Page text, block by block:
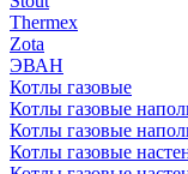
Thermex
Zota
ЭВАН
Котлы газовые
Котлы газовые
Котлы газовые
Котлы газовые